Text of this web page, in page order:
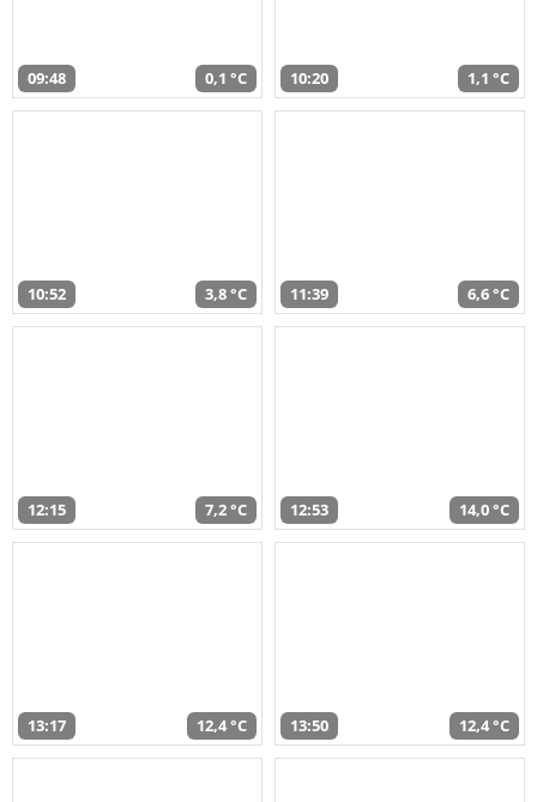
09:48 0,1 °C 10:20 1,1 °C
10:52 3,8 °C 11:39 6,6 °C
12:15 7,2 °C 12:53 14,0 °C
13:17 12,4 °C 13:50 12,4 °C